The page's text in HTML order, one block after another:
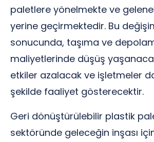
paletlere yönelmekte ve
yerine geçirmektedir. Bu
sonucunda, taşıma ve
maliyetlerinde düşüş
etkiler azalacak ve işletmeler
şekilde faaliyet gösterecektir.
Geri dönüştürülebilir plastik
sektöründe geleceğin inşası